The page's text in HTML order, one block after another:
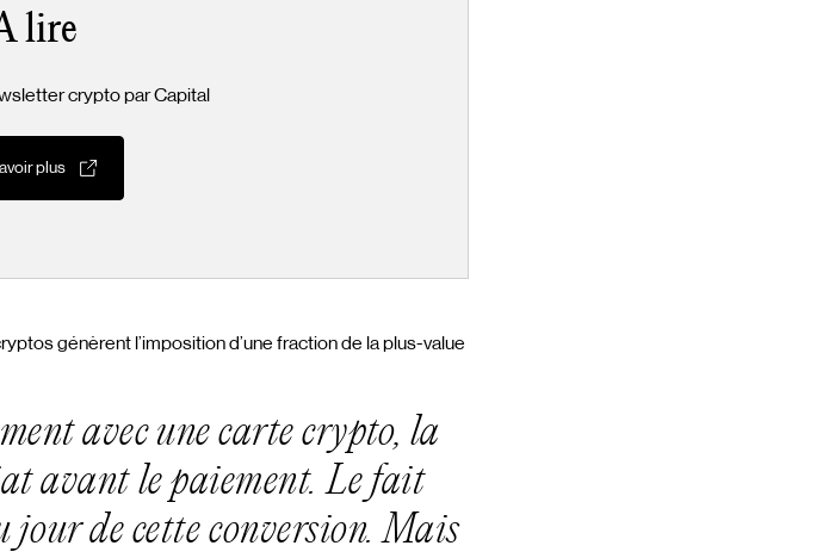
lire
crypto par Capital
plus
génèrent l’imposition d’une fraction de la plus-value
avec une carte crypto, la
avant le paiement. Le fait
jour de cette conversion. Mais